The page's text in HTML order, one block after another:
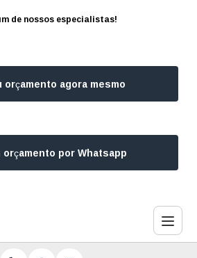
de nossos especialistas!
orçamento agora mesmo
orçamento por Whatsapp